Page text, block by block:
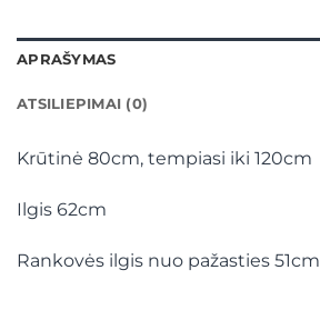
APRAŠYMAS
ATSILIEPIMAI (0)
Krūtinė 80cm, tempiasi iki 120cm
Ilgis 62cm
Rankovės ilgis nuo pažasties 51cm